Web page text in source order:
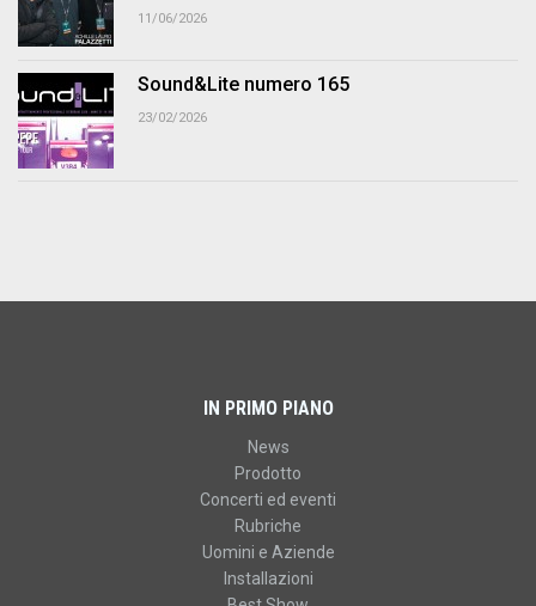
11/06/2026
Sound&Lite numero 165
23/02/2026
IN PRIMO PIANO
News
Prodotto
Concerti ed eventi
Rubriche
Uomini e Aziende
Installazioni